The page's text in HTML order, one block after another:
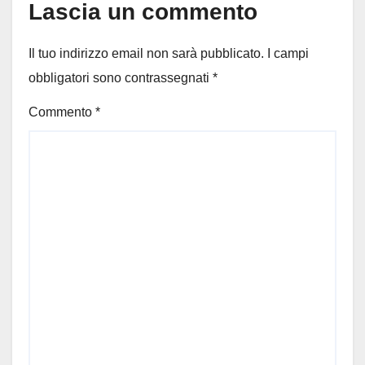
Lascia un commento
Il tuo indirizzo email non sarà pubblicato.
I campi
obbligatori sono contrassegnati *
Commento *